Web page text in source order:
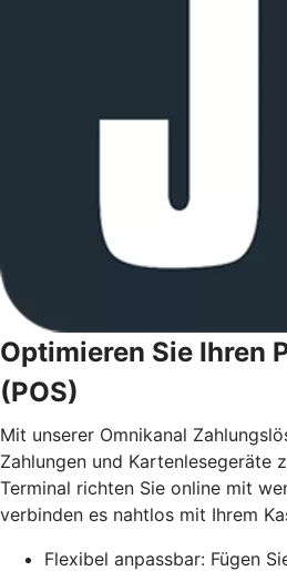
Optimieren Sie Ihren
(POS)
Mit unserer Omnikanal
Zahlungen und Kartenlesegeräte
Terminal richten Sie online mit
verbinden es nahtlos mit Ihrem
Flexibel anpassbar: Fügen